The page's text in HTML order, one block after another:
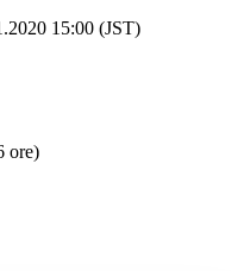
15:00 (JST)
ore)